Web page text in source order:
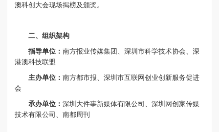
澳科创大会现场揭榜及颁奖。
二、组织架构
指导单位： 南方报业传媒集团、 深圳市科学技术协会、深
港澳科技联盟
主办单位： 南方都市报、深圳市互联网创业创新服务促进
会
承办单位： 深圳大件事新媒体有限公司、深圳网创家传媒
技术有限公司、南都周刊